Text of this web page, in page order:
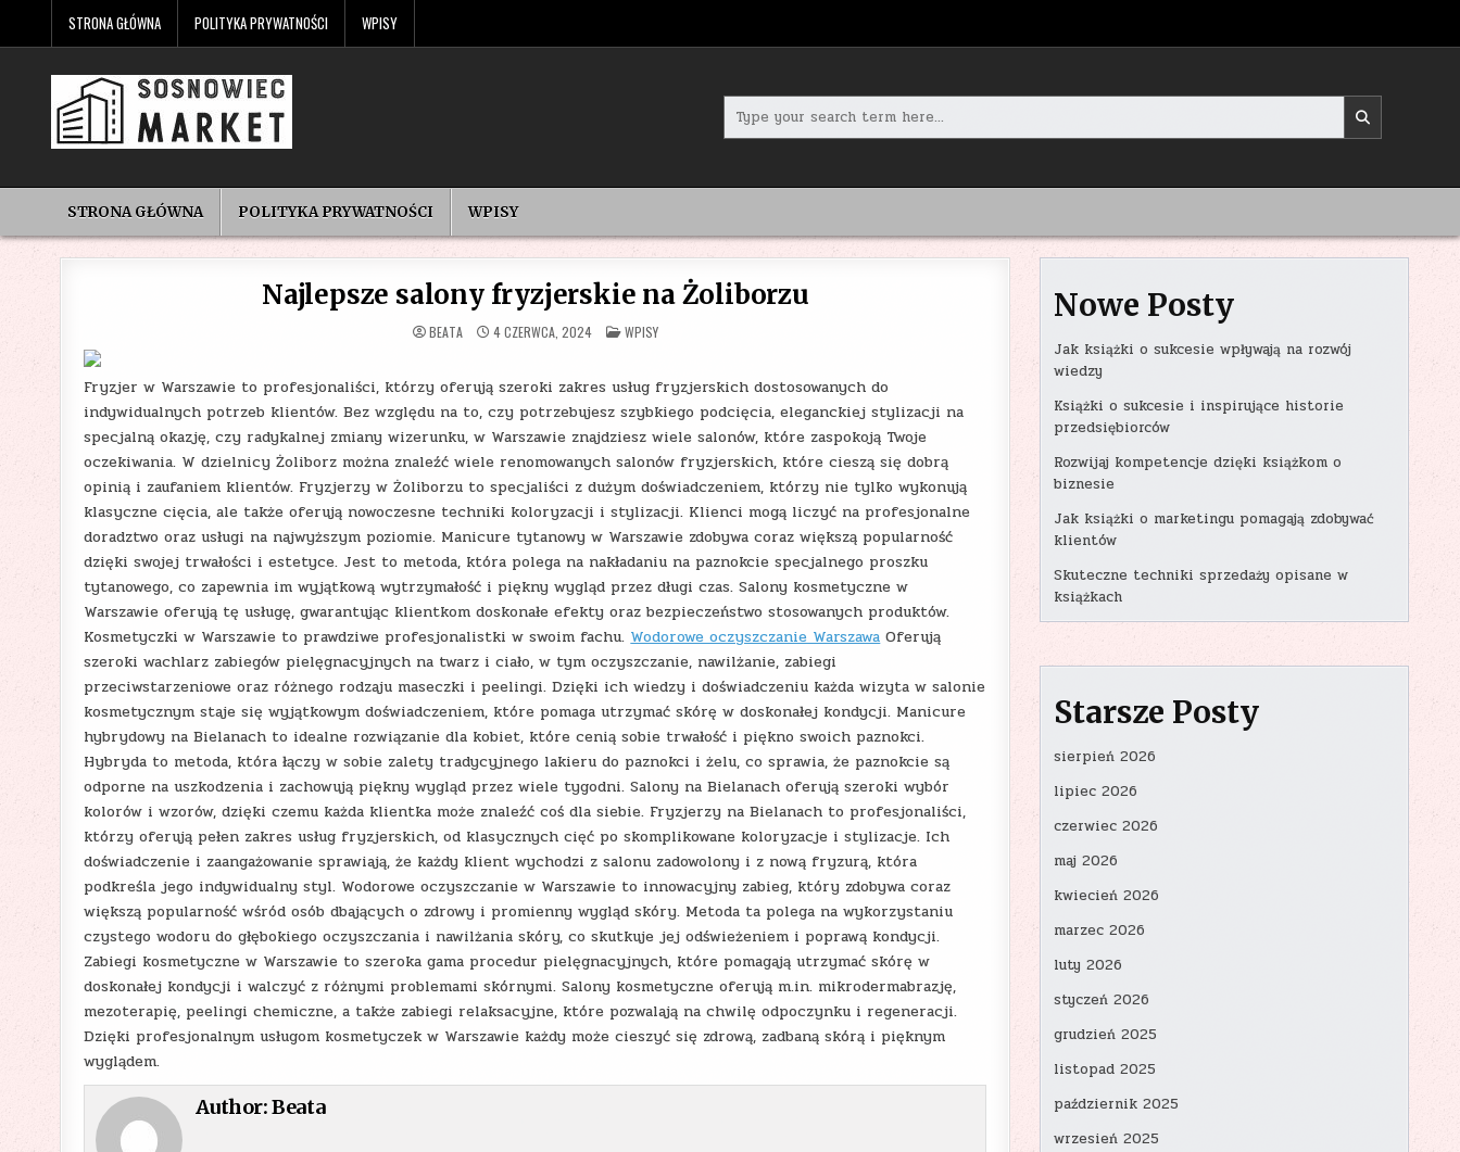
content
STRONA GŁÓWNA POLITYKA PRYWATNOŚCI WPISY
for:
STRONA GŁÓWNA POLITYKA PRYWATNOŚCI WPISY
Najlepsze salony fryzjerskie na Żoliborzu
BEATA 4 CZERWCA, 2024 POSTED
IN
WPISY
Fryzjer w Warszawie to profesjonaliści, którzy oferują szeroki zakres usług fryzjerskich dostosowanych do
indywidualnych potrzeb klientów. Bez względu na to, czy potrzebujesz szybkiego podcięcia, eleganckiej stylizacji na
specjalną okazję, czy radykalnej zmiany wizerunku, w Warszawie znajdziesz wiele salonów, które zaspokoją Twoje
oczekiwania. W dzielnicy Żoliborz można znaleźć wiele renomowanych salonów fryzjerskich, które cieszą się dobrą
opinią i zaufaniem klientów. Fryzjerzy w Żoliborzu to specjaliści z dużym doświadczeniem, którzy nie tylko wykonują
klasyczne cięcia, ale także oferują nowoczesne techniki koloryzacji i stylizacji. Klienci mogą liczyć na profesjonalne
doradztwo oraz usługi na najwyższym poziomie. Manicure tytanowy w Warszawie zdobywa coraz większą popularność
dzięki swojej trwałości i estetyce. Jest to metoda, która polega na nakładaniu na paznokcie specjalnego proszku
tytanowego, co zapewnia im wyjątkową wytrzymałość i piękny wygląd przez długi czas. Salony kosmetyczne w
Warszawie oferują tę usługę, gwarantując klientkom doskonałe efekty oraz bezpieczeństwo stosowanych produktów.
Kosmetyczki w Warszawie to prawdziwe profesjonalistki w swoim fachu. Wodorowe oczyszczanie Warszawa Oferują
szeroki wachlarz zabiegów pielęgnacyjnych na twarz i ciało, w tym oczyszczanie, nawilżanie, zabiegi
przeciwstarzeniowe oraz różnego rodzaju maseczki i peelingi. Dzięki ich wiedzy i doświadczeniu każda wizyta w salonie
kosmetycznym staje się wyjątkowym doświadczeniem, które pomaga utrzymać skórę w doskonałej kondycji. Manicure
hybrydowy na Bielanach to idealne rozwiązanie dla kobiet, które cenią sobie trwałość i piękno swoich paznokci.
Hybryda to metoda, która łączy w sobie zalety tradycyjnego lakieru do paznokci i żelu, co sprawia, że paznokcie są
odporne na uszkodzenia i zachowują piękny wygląd przez wiele tygodni. Salony na Bielanach oferują szeroki wybór
kolorów i wzorów, dzięki czemu każda klientka może znaleźć coś dla siebie. Fryzjerzy na Bielanach to profesjonaliści,
którzy oferują pełen zakres usług fryzjerskich, od klasycznych cięć po skomplikowane koloryzacje i stylizacje. Ich
doświadczenie i zaangażowanie sprawiają, że każdy klient wychodzi z salonu zadowolony i z nową fryzurą, która
podkreśla jego indywidualny styl. Wodorowe oczyszczanie w Warszawie to innowacyjny zabieg, który zdobywa coraz
większą popularność wśród osób dbających o zdrowy i promienny wygląd skóry. Metoda ta polega na wykorzystaniu
czystego wodoru do głębokiego oczyszczania i nawilżania skóry, co skutkuje jej odświeżeniem i poprawą kondycji.
Zabiegi kosmetyczne w Warszawie to szeroka gama procedur pielęgnacyjnych, które pomagają utrzymać skórę w
doskonałej kondycji i walczyć z różnymi problemami skórnymi. Salony kosmetyczne oferują m.in. mikrodermabrazję,
mezoterapię, peelingi chemiczne, a także zabiegi relaksacyjne, które pozwalają na chwilę odpoczynku i regeneracji.
Dzięki profesjonalnym usługom kosmetyczek w Warszawie każdy może cieszyć się zdrową, zadbaną skórą i pięknym
wyglądem.
Author:Beata
Nowe Posty
Jak książki o sukcesie wpływają na rozwój
wiedzy
Książki o sukcesie i inspirujące historie
przedsiębiorców
Rozwijaj kompetencje dzięki książkom o
biznesie
Jak książki o marketingu pomagają zdobywać
klientów
Skuteczne techniki sprzedaży opisane w
książkach
Starsze Posty
sierpień 2026
lipiec 2026
czerwiec 2026
maj 2026
kwiecień 2026
marzec 2026
luty 2026
styczeń 2026
grudzień 2025
listopad 2025
październik 2025
wrzesień 2025